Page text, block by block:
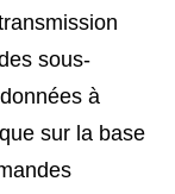
sous-
à
sur la base